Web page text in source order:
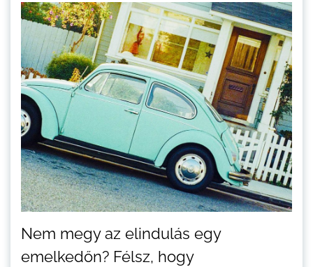
Nem megy az elindulás egy
emelkedőn? Félsz, hogy